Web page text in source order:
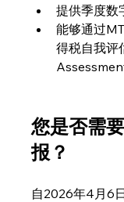
提供季度数
能够通过
得税自我评
您是否需
报？
自2026年4月6